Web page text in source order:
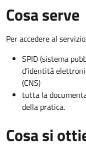
Cosa serve
Per accedere al
SPID (sistema
d’identità
(CNS)
tutta la
della pratica.
Cosa si